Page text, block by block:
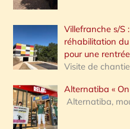
Villefranche s/S
réhabilitation
pour une
Visite de
Alternatiba «
Alternatiba,